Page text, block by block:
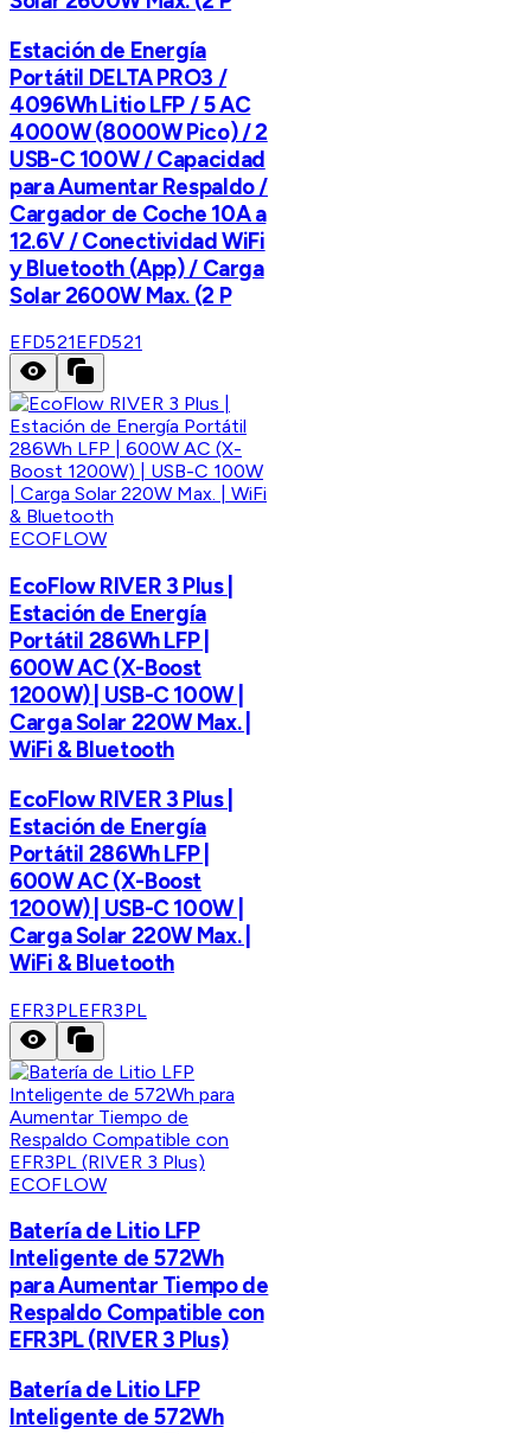
Estación de Energía
Portátil DELTA PRO3 /
4096Wh Litio LFP / 5 AC
4000W (8000W Pico) / 2
USB-C 100W / Capacidad
para Aumentar Respaldo /
Cargador de Coche 10A a
12.6V / Conectividad WiFi
y Bluetooth (App) / Carga
Solar 2600W Max. (2 P
EFD521EFD521
ECOFLOW
EcoFlow RIVER 3 Plus |
Estación de Energía
Portátil 286Wh LFP |
600W AC (X-Boost
1200W) | USB-C 100W |
Carga Solar 220W Max. |
WiFi & Bluetooth
EcoFlow RIVER 3 Plus |
Estación de Energía
Portátil 286Wh LFP |
600W AC (X-Boost
1200W) | USB-C 100W |
Carga Solar 220W Max. |
WiFi & Bluetooth
EFR3PLEFR3PL
ECOFLOW
Batería de Litio LFP
Inteligente de 572Wh
para Aumentar Tiempo de
Respaldo Compatible con
EFR3PL (RIVER 3 Plus)
Batería de Litio LFP
Inteligente de 572Wh